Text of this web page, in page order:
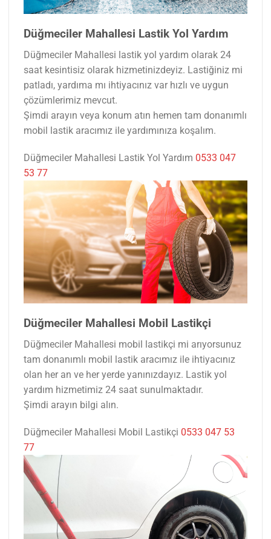
Düğmeciler Mahallesi Lastik Yol Yardım
Düğmeciler Mahallesi lastik yol yardım olarak 24
saat kesintisiz olarak hizmetinizdeyiz. Lastiğiniz mi
patladı, yardıma mı ihtiyacınız var hızlı ve uygun
çözümlerimiz mevcut.
Şimdi arayın veya konum atın hemen tam donanımlı
mobil lastik aracımız ile yardımınıza koşalım.
Düğmeciler Mahallesi Lastik Yol Yardım 0533 047
53 77
Düğmeciler Mahallesi Mobil Lastikçi
Düğmeciler Mahallesi mobil lastikçi mi arıyorsunuz
tam donanımlı mobil lastik aracımız ile ihtiyacınız
olan her an ve her yerde yanınızdayız. Lastik yol
yardım hizmetimiz 24 saat sunulmaktadır.
Şimdi arayın bilgi alın.
Düğmeciler Mahallesi Mobil Lastikçi 0533 047 53
77